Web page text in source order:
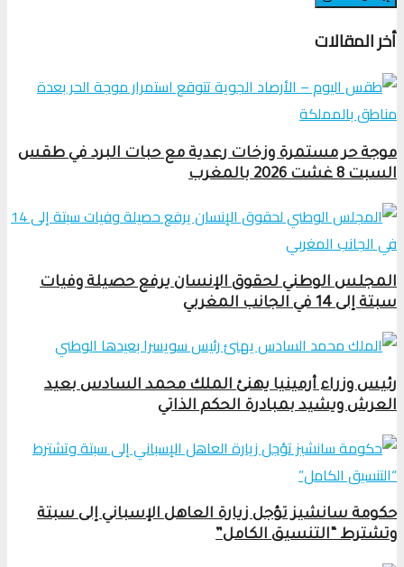
أخر المقالات
موجة حر مستمرة وزخات رعدية مع حبات البرد في طقس
السبت 8 غشت 2026 بالمغرب
المجلس الوطني لحقوق الإنسان يرفع حصيلة وفيات
سبتة إلى 14 في الجانب المغربي
رئيس وزراء أرمينيا يهنئ الملك محمد السادس بعيد
العرش ويشيد بمبادرة الحكم الذاتي
حكومة سانشيز تؤجل زيارة العاهل الإسباني إلى سبتة
وتشترط “التنسيق الكامل”